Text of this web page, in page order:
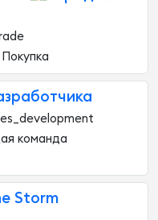
команда
Storm